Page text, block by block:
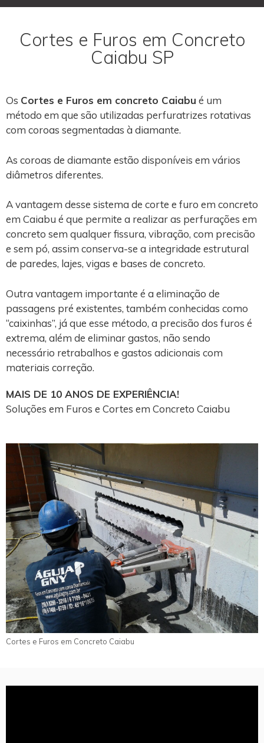
Cortes e Furos em Concreto
Caiabu SP
Os Cortes e Furos em concreto Caiabu é um
método em que são utilizadas perfuratrizes rotativas
com coroas segmentadas à diamante.
As coroas de diamante estão disponíveis em vários
diâmetros diferentes.
A vantagem desse sistema de corte e furo em concreto
em Caiabu é que permite a realizar as perfurações em
concreto sem qualquer fissura, vibração, com precisão
e sem pó, assim conserva-se a integridade estrutural
de paredes, lajes, vigas e bases de concreto.
Outra vantagem importante é a eliminação de
passagens pré existentes, também conhecidas como
“caixinhas”, já que esse método, a precisão dos furos é
extrema, além de eliminar gastos, não sendo
necessário retrabalhos e gastos adicionais com
materiais correção.
MAIS DE 10 ANOS DE EXPERIÊNCIA!
Soluções em Furos e Cortes em Concreto Caiabu
Cortes e Furos em Concreto Caiabu